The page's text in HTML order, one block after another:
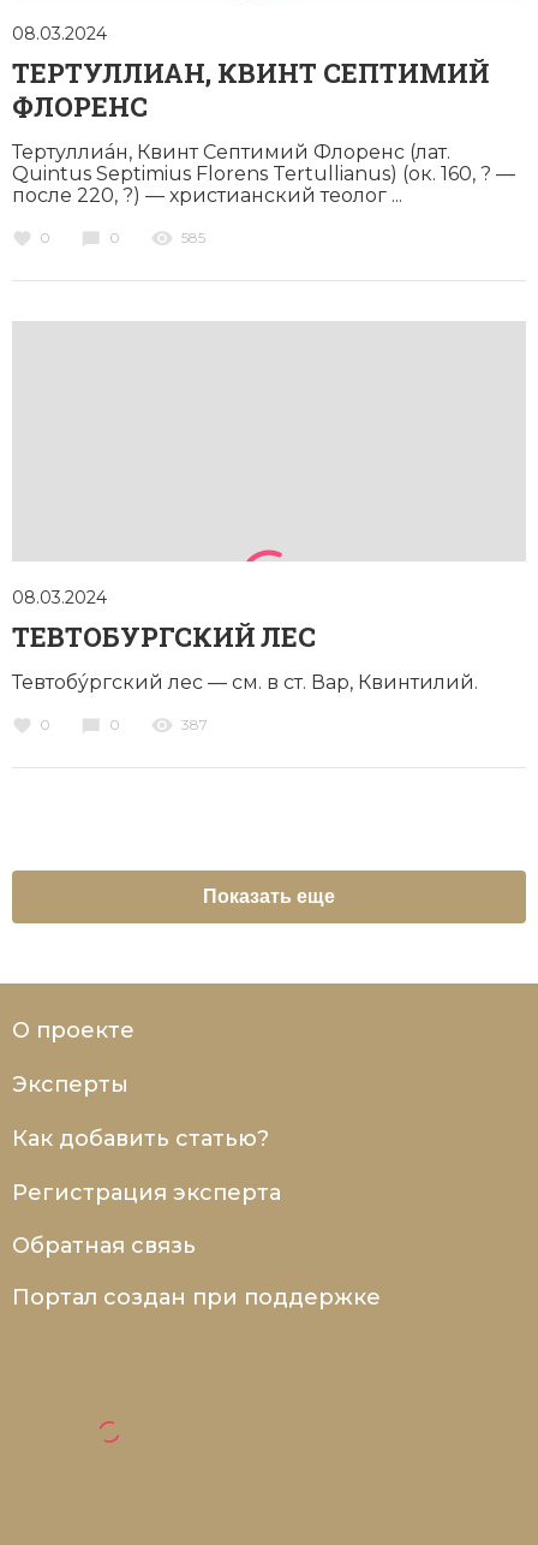
08.03.2024
ТЕРТУЛЛИАН, КВИНТ СЕПТИМИЙ
ФЛОРЕНС
Тертуллиáн, Квинт Септимий Флоренс (лат.
Quintus Septimius Florens Tertullianus) (ок. 160, ? —
после 220, ?) — христианский теолог ...
0 0 585
08.03.2024
ТЕВТОБУРГСКИЙ ЛЕС
Тевтобýргский лес — см. в ст. Вар, Квинтилий.
0 0 387
Показать еще
О проекте
Эксперты
Как добавить статью?
Регистрация эксперта
Обратная связь
Портал создан при поддержке